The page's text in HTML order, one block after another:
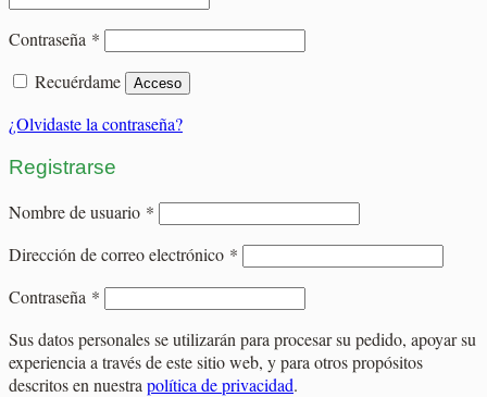
Contraseña * Obligatorio
Recuérdame
Acceso
¿Olvidaste la contraseña?
Registrarse
Nombre de usuario * Obligatorio
Dirección de correo electrónico * Obligatorio
Contraseña * Obligatorio
Sus datos personales se utilizarán para procesar su pedido, apoyar su
experiencia a través de este sitio web, y para otros propósitos
descritos en nuestra política de privacidad.